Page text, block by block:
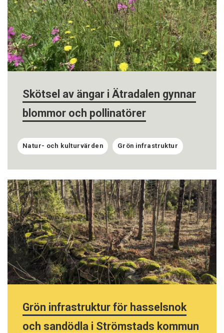
Skötsel av ängar i Ätradalen gynnar
blommor och pollinatörer
Natur- och kulturvärden Grön infrastruktur
Grön infrastruktur för hasselsnok
och sandödla i Strömstads kommun